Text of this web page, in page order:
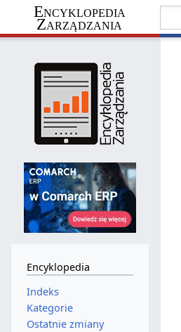
Encyklopedia
Zarządzania
Encyklopedia
Indeks
Kategorie
Ostatnie zmiany